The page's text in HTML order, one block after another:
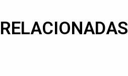
RELACIONADAS